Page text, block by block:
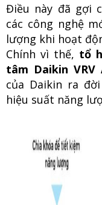
Điều này đã gợi
các công nghệ
lượng khi hoạt
Chính vì thế, tổ
tâm Daikin VRV
của Daikin ra
hiệu suất năng